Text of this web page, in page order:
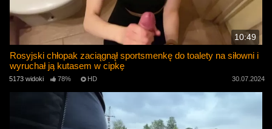
10:49
Rosyjski chłopak zaciągnął sportsmenkę do toalety na siłowni i
wyruchał ją kutasem w cipkę
5173 widoki 78% HD 30.07.2024